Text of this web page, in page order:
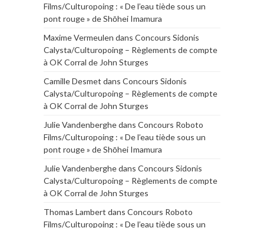
Films/Culturopoing : « De l’eau tiède sous un
pont rouge » de Shōhei Imamura
Maxime Vermeulen dans Concours Sidonis
Calysta/Culturopoing – Règlements de compte
à OK Corral de John Sturges
Camille Desmet dans Concours Sidonis
Calysta/Culturopoing – Règlements de compte
à OK Corral de John Sturges
Julie Vandenberghedans Concours Roboto
Films/Culturopoing : « De l’eau tiède sous un
pont rouge » de Shōhei Imamura
Julie Vandenberghedans Concours Sidonis
Calysta/Culturopoing – Règlements de compte
à OK Corral de John Sturges
Thomas Lambert dans Concours Roboto
Films/Culturopoing : « De l’eau tiède sous un